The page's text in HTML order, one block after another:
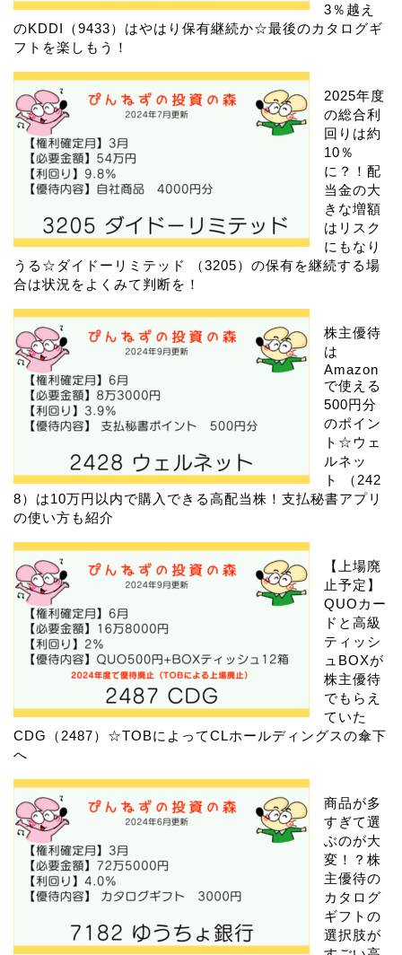
3％越え
のKDDI（9433）はやはり保有継続か☆最後のカタログギ
フトを楽しもう！
2025年度
の総合利
回りは約
10％
に？！配
当金の大
きな増額
はリスク
にもなり
うる☆ダイドーリミテッド （3205）の保有を継続する場
合は状況をよくみて判断を！
株主優待
は
Amazon
で使える
500円分
のポイン
ト☆ウェ
ルネッ
ト （242
8）は10万円以内で購入できる高配当株！支払秘書アプリ
の使い方も紹介
【上場廃
止予定】
QUOカー
ドと高級
ティッシ
ュBOXが
株主優待
でもらえ
ていた
CDG（2487）☆TOBによってCLホールディングスの傘下
へ
商品が多
すぎて選
ぶのが大
変！？株
主優待の
カタログ
ギフトの
選択肢が